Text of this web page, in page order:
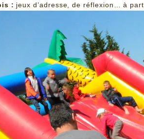
: jeux d’adresse, de réflexion… à